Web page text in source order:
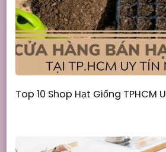
Top 10 Shop Hạt Giống TPHCM